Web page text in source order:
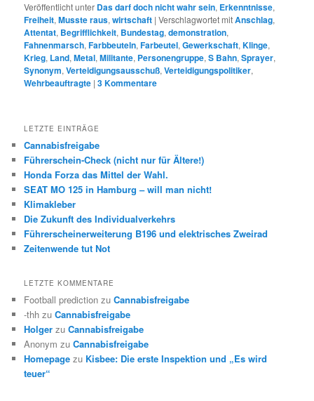
Veröffentlicht unter Das darf doch nicht wahr sein, Erkenntnisse,
Freiheit,Musste raus,wirtschaft |Verschlagwortet mitAnschlag,
Attentat, Begrifflichkeit, Bundestag,demonstration,
Fahnenmarsch,Farbbeuteln,Farbeutel,Gewerkschaft,Klinge,
Krieg, Land,Metal,Militante, Personengruppe,S Bahn,Sprayer,
Synonym,Verteidigungsausschuß,Verteidigungspolitiker,
Wehrbeauftragte |3Kommentare
LETZTE EINTRÄGE
Cannabisfreigabe
Führerschein-Check (nicht nur für Ältere!)
Honda Forza das Mittel der Wahl.
SEAT MO 125 in Hamburg – will man nicht!
Klimakleber
Die Zukunft des Individualverkehrs
Führerscheinerweiterung B196 und elektrisches Zweirad
Zeitenwende tut Not
LETZTE KOMMENTARE
Football prediction zuCannabisfreigabe
-thh zuCannabisfreigabe
Holger zuCannabisfreigabe
Anonym zuCannabisfreigabe
Homepage zu Kisbee: Die erste Inspektion und „Es wird
teuer“